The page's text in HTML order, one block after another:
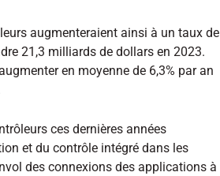
augmenteraient ainsi à un taux de
21,3 milliards de dollars en 2023.
en moyenne de 6,3% par an
ces dernières années
et du contrôle intégré dans les
des connexions des applications à